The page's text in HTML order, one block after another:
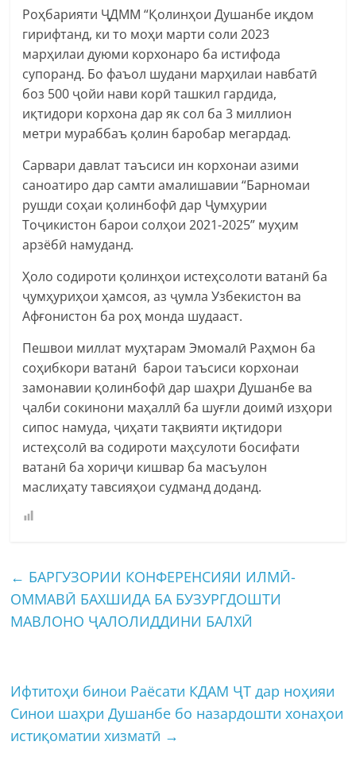
Роҳбарияти ҶДММ “Қолинҳои Душанбе иқдом
гирифтанд, ки то моҳи марти соли 2023
марҳилаи дуюми корхонаро ба истифода
супоранд. Бо фаъол шудани марҳилаи навбатӣ
боз 500 ҷойи нави корӣ ташкил гардида,
иқтидори корхона дар як сол ба 3 миллион
метри мураббаъ қолин баробар мегардад.
Сарвари давлат таъсиси ин корхонаи азими
саноатиро дар самти амалишавии “Барномаи
рушди соҳаи қолинбофӣ дар Ҷумҳурии
Тоҷикистон барои солҳои 2021-2025” муҳим
арзёбӣ намуданд.
Ҳоло содироти қолинҳои истеҳсолоти ватанӣ ба
ҷумҳуриҳои ҳамсоя, аз ҷумла Узбекистон ва
Афғонистон ба роҳ монда шудааст.
Пешвои миллат муҳтарам Эмомалӣ Раҳмон ба
соҳибкори ватанӣ барои таъсиси корхонаи
замонавии қолинбофӣ дар шаҳри Душанбе ва
ҷалби сокинони маҳаллӣ ба шуғли доимӣ изҳори
сипос намуда, ҷиҳати тақвияти иқтидори
истеҳсолӣ ва содироти маҳсулоти босифати
ватанӣ ба хориҷи кишвар ба масъулон
маслиҳату тавсияҳои судманд доданд.
← БАРГУЗОРИИ КОНФЕРЕНСИЯИ ИЛМӢ-
ОММАВӢ БАХШИДА БА БУЗУРГДОШТИ
МАВЛОНО ҶАЛОЛИДДИНИ БАЛХӢ
Ифтитоҳи бинои Раёсати КДАМ ҶТ дар ноҳияи
Синои шаҳри Душанбе бо назардошти хонаҳои
истиқоматии хизматӣ →